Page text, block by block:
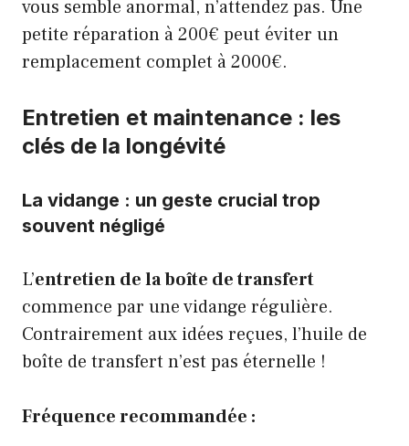
vous semble anormal, n’attendez pas. Une
petite réparation à 200€ peut éviter un
remplacement complet à 2000€.
Entretien et maintenance : les
clés de la longévité
La vidange : un geste crucial trop
souvent négligé
L’entretien de la boîte de transfert
commence par une vidange régulière.
Contrairement aux idées reçues, l’huile de
boîte de transfert n’est pas éternelle !
Fréquence recommandée :